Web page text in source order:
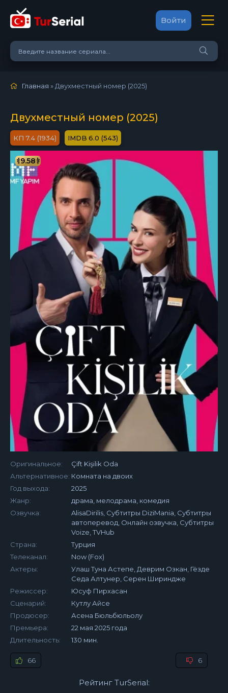
Войти
Главная » Двухместный номер (2025)
Двухместный номер (2025)
7.4 (1934) 6.0 (543)
9.58
Оригинальное:
Çift Kişilik Oda
Альтернативное: Комната на двоих
Год выхода:
2025
Жанр:
драма, мелодрама, комедия
Озвучка:
AlisaDirilis, Субтитры DiziMania, Субтитры
автоперевод, Онлайн озвучка, Субтитры
Voize, TVHub
Страна:
Турция
Телеканал:
Now (Fox)
Актеры:
Улаш Туна Астепе, Деврим Озкан, Гёзде
Седа Алтунер, Серен Шириндже
Режиссер:
Юсуф Пирхасан
Сценарий:
Кутлу Айсе
Продюсер:
Асена Бюльбюльолу
Премьера:
22 мая 2025 года
Длительность:
130 мин.
66 6
Рейтинг TurSerial: